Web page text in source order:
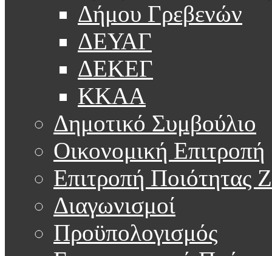
Δήμου Γρεβενών
ΔΕΥΑΓ
ΔΕΚΕΓ
ΚΚΑΑ
Δημοτικό Συμβούλιο
Οικονομική Επιτροπή
Επιτροπή Ποιότητας
Διαγωνισμοί
Προϋπολογισμός